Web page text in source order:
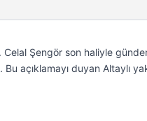
Celal Şengör son haliyle
Bu açıklamayı duyan Altaylı